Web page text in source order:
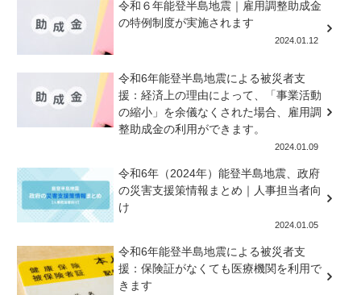
令和６年能登半島地震｜雇用調整助成金
の特例制度が実施されます
2024.01.12
令和6年能登半島地震による被災者支
援：経済上の理由によって、「事業活動
の縮小」を余儀なくされた場合、雇用調
整助成金の利用ができます。
2024.01.09
令和6年（2024年）能登半島地震、政府
の災害支援策情報まとめ｜人事担当者向
け
2024.01.05
令和6年能登半島地震による被災者支
援：保険証がなくても医療機関を利用で
きます